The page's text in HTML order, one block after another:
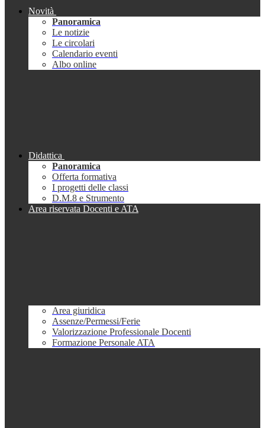
Novità
Panoramica
Le notizie
Le circolari
Calendario eventi
Albo online
Didattica
Panoramica
Offerta formativa
I progetti delle classi
D.M.8 e Strumento
Area riservata Docenti e ATA
Area giuridica
Assenze/Permessi/Ferie
Valorizzazione Professionale Docenti
Formazione Personale ATA